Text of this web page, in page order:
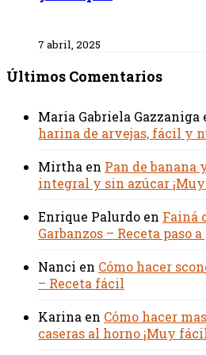
7 abril, 2025
Últimos Comentarios
Maria Gabriela Gazzaniga
harina de arvejas, fácil y
Mirtha en Pan de banana
integral y sin azúcar
Enrique Palurdo en Fainá
Garbanzos – Receta paso a
Nanci en Cómo hacer
– Receta fácil
Karina en Cómo hacer
caseras al horno ¡Muy